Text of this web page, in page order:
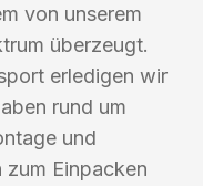
von unserem
überzeugt.
erledigen wir
rund um
und
Einpacken